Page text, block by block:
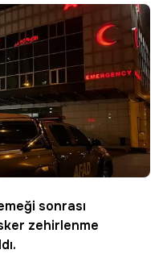
sonrası
zehirlenme